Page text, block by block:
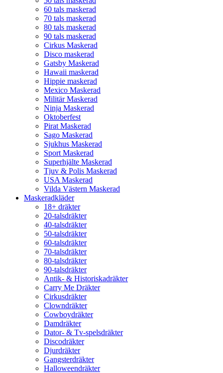
60 tals maskerad
70 tals maskerad
80 tals maskerad
90 tals maskerad
Cirkus Maskerad
Disco maskerad
Gatsby Maskerad
Hawaii maskerad
Hippie maskerad
Mexico Maskerad
Militär Maskerad
Ninja Maskerad
Oktoberfest
Pirat Maskerad
Sago Maskerad
Sjukhus Maskerad
Sport Maskerad
Superhjälte Maskerad
Tjuv & Polis Maskerad
USA Maskerad
Vilda Västern Maskerad
Maskeradkläder
18+ dräkter
20-talsdräkter
40-talsdräkter
50-talsdräkter
60-talsdräkter
70-talsdräkter
80-talsdräkter
90-talsdräkter
Antik- & Historiskadräkter
Carry Me Dräkter
Cirkusdräkter
Clowndräkter
Cowboydräkter
Damdräkter
Dator- & Tv-spelsdräkter
Discodräkter
Djurdräkter
Gangsterdräkter
Halloweendräkter